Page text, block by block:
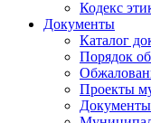
Кодекс
Документы
Каталог
Порядок
Проекты
Документы